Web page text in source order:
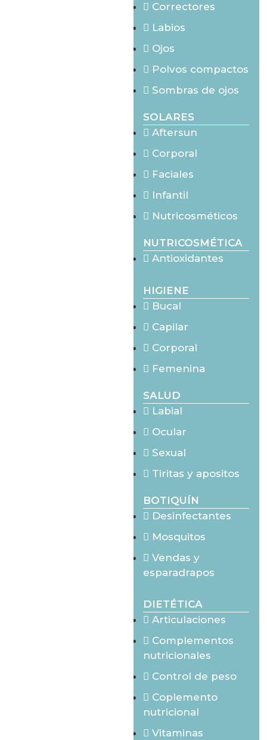
Correctores
Labios
Ojos
Polvos compactos
Sombras de ojos
SOLARES
Aftersun
Corporal
Faciales
Infantil
Nutricosméticos
NUTRICOSMÉTICA
Antioxidantes
HIGIENE
Bucal
Capilar
Corporal
Femenina
SALUD
Labial
Ocular
Sexual
Tiritas y apositos
BOTIQUÍN
Desinfectantes
Mosquitos
Vendas y
esparadrapos
DIETÉTICA
Articulaciones
Complementos
nutricionales
Control de peso
Coplemento
nutricional
Vitaminas